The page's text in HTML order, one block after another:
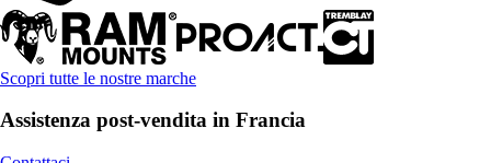
Scopri tutte le nostre marche
Assistenza post-vendita in Francia